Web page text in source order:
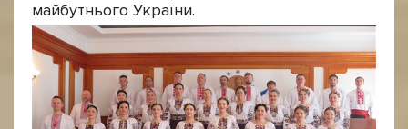
майбутнього України.